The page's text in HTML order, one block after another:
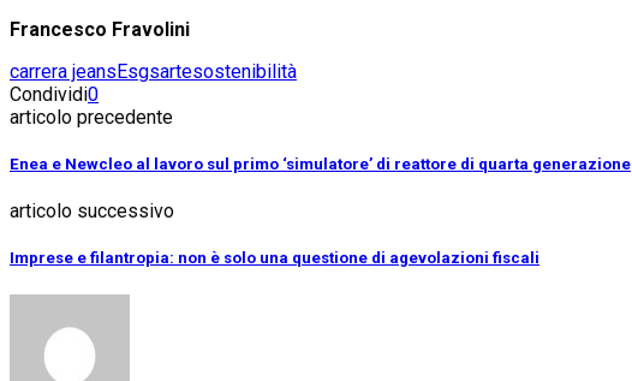
Francesco Fravolini
carrera jeansEsgsartesostenibilità
Condividi0
articolo precedente
Enea e Newcleo al lavoro sul primo ‘simulatore’ di reattore di quarta generazione
articolo successivo
Imprese e filantropia: non è solo una questione di agevolazioni fiscali